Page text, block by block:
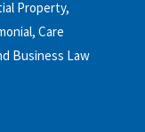
Property,
Care
Business Law